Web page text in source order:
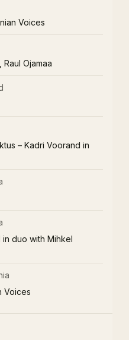
Voices
Ojamaa
– Kadri Voorand in
duo with Mihkel
Voices